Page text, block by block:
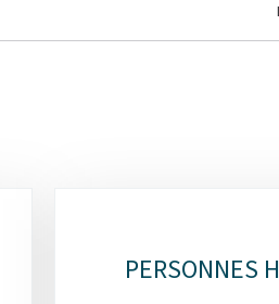
PERSONNES